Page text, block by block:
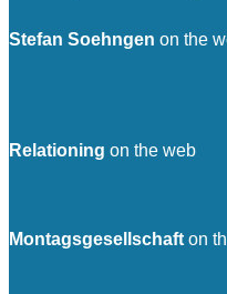
Stefan Soehngen on the
Relationing on the web
Montagsgesellschafton